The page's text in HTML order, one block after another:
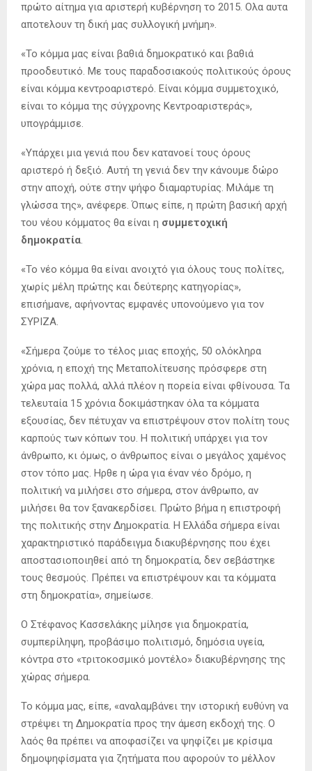
πρώτο αίτημα για αριστερή κυβέρνηση το 2015. Ολα αυτα
αποτελουν τη δική μας συλλογική μνήμη».
«Το κόμμα μας είναι βαθιά δημοκρατικό και βαθιά
προοδευτικό. Με τους παραδοσιακούς πολιτικούς όρους
είναι κόμμα κεντροαριστερό. Είναι κόμμα συμμετοχικό,
είναι το κόμμα της σύγχρονης Κεντροαριστεράς»,
υπογράμμισε.
«Υπάρχει μια γενιά που δεν κατανοεί τους όρους
αριστερό ή δεξιό. Αυτή τη γενιά δεν την κάνουμε δώρο
στην αποχή, ούτε στην ψήφο διαμαρτυρίας. Μιλάμε τη
γλώσσα της», ανέφερε. Όπως είπε, η πρώτη βασική αρχή
του νέου κόμματος θα είναι η συμμετοχική
δημοκρατία.
«Το νέο κόμμα θα είναι ανοιχτό για όλους τους πολίτες,
χωρίς μέλη πρώτης και δεύτερης κατηγορίας»,
επισήμανε, αφήνοντας εμφανές υπονούμενο για τον
ΣΥΡΙΖΑ.
«Σήμερα ζούμε το τέλος μιας εποχής, 50 ολόκληρα
χρόνια, η εποχή της Μεταπολίτευσης πρόσφερε στη
χώρα μας πολλά, αλλά πλέον η πορεία είναι φθίνουσα. Τα
τελευταία 15 χρόνια δοκιμάστηκαν όλα τα κόμματα
εξουσίας, δεν πέτυχαν να επιστρέψουν στον πολίτη τους
καρπούς των κόπων του. Η πολιτική υπάρχει για τον
άνθρωπο, κι όμως, ο άνθρωπος είναι ο μεγάλος χαμένος
στον τόπο μας. Ηρθε η ώρα για έναν νέο δρόμο, η
πολιτική να μιλήσει στο σήμερα, στον άνθρωπο, αν
μιλήσει θα τον ξανακερδίσει. Πρώτο βήμα η επιστροφή
της πολιτικής στην Δημοκρατία. Η Ελλάδα σήμερα είναι
χαρακτηριστικό παράδειγμα διακυβέρνησης που έχει
αποστασιοποιηθεί από τη δημοκρατία, δεν σεβάστηκε
τους θεσμούς. Πρέπει να επιστρέψουν και τα κόμματα
στη δημοκρατία», σημείωσε.
Ο Στέφανος Κασσελάκης μίλησε για δημοκρατία,
συμπερίληψη, προβάσιμο πολιτισμό, δημόσια υγεία,
κόντρα στο «τριτοκοσμικό μοντέλο» διακυβέρνησης της
χώρας σήμερα.
Το κόμμα μας, είπε, «αναλαμβάνει την ιστορική ευθύνη να
στρέψει τη Δημοκρατία προς την άμεση εκδοχή της. Ο
λαός θα πρέπει να αποφασίζει να ψηφίζει με κρίσιμα
δημοψηφίσματα για ζητήματα που αφορούν το μέλλον